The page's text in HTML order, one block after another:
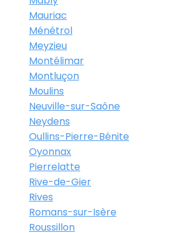
Mauriac
Ménétrol
Meyzieu
Montélimar
Montluçon
Moulins
Neuville-sur-Saône
Neydens
Oullins-Pierre-Bénite
Oyonnax
Pierrelatte
Rive-de-Gier
Rives
Romans-sur-Isère
Roussillon